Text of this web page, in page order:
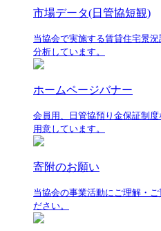
市場データ(日管協短観)
当協会で実施する賃貸住宅景
分析しています。
ホームページバナー
会員用、日管協預り金保証制
用意しています。
寄附のお願い
当協会の事業活動にご理解・
ださい。